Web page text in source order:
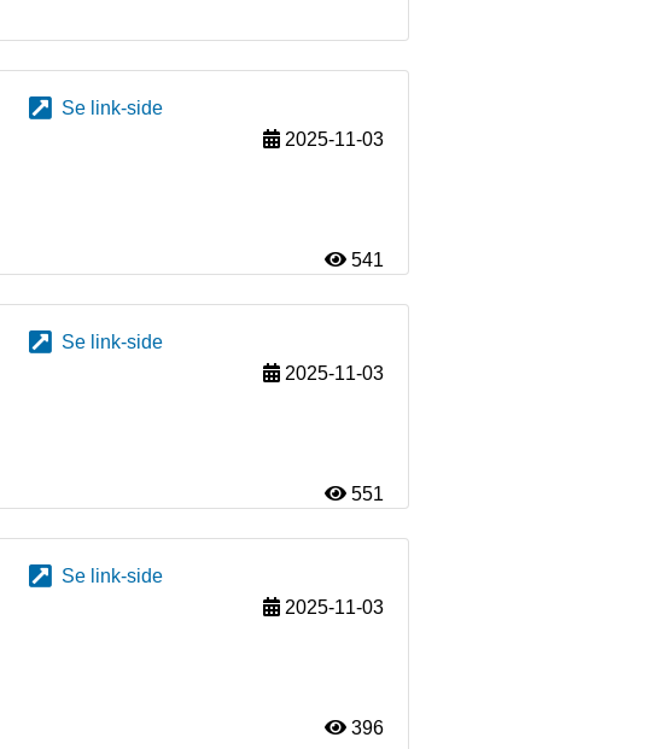
Se link-side
2025-11-03
541
Se link-side
2025-11-03
551
Se link-side
2025-11-03
396